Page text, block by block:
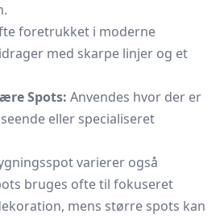
foretrukket i moderne
med skarpe linjer og et
Spots: Anvendes hvor der er
eller specialiseret
varierer også
bruges ofte til fokuseret
mens større spots kan